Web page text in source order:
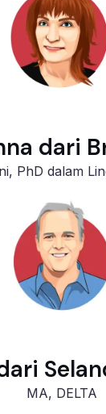
dari
PhD dalam
MA, DELTA